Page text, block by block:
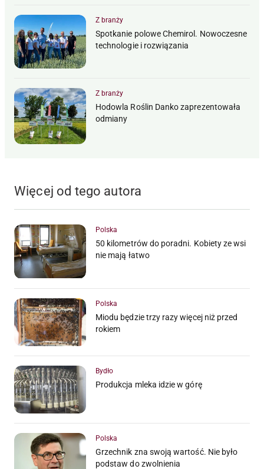
Z branży
Spotkanie polowe Chemirol. Nowoczesne
technologie i rozwiązania
Z branży
Hodowla Roślin Danko zaprezentowała
odmiany
Więcej od tego autora
Polska
50 kilometrów do poradni. Kobiety ze wsi
nie mają łatwo
Polska
Miodu będzie trzy razy więcej niż przed
rokiem
Bydło
Produkcja mleka idzie w górę
Polska
Grzechnik zna swoją wartość. Nie było
podstaw do zwolnienia